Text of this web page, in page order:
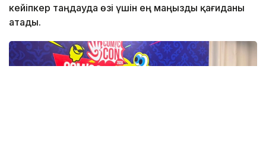
кейіпкер таңдауда өзі үшін ең маңызды қағиданы
атады.